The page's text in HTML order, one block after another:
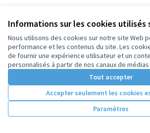
Informations sur les cookies utilisés
Nous utilisons des cookies sur notre site Web
performance et les contenus du site. Les
de fournir une expérience utilisateur et un
personnalisés à partir de nos canaux de médias
Tout accepter
Accepter seulement les cookies
Paramètres